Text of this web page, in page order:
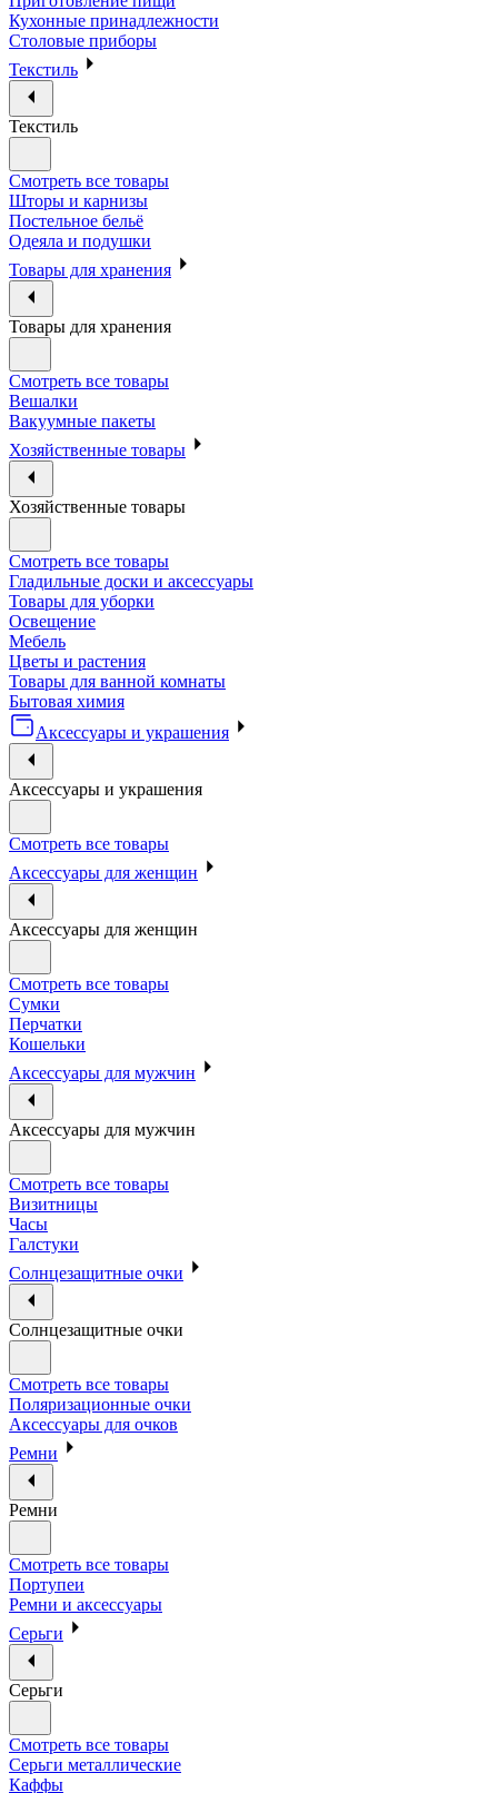
Кухонные принадлежности
Столовые приборы
Текстиль
Текстиль
Смотреть все товары
Шторы и карнизы
Постельное бельё
Одеяла и подушки
Товары для хранения
Товары для хранения
Смотреть все товары
Вешалки
Вакуумные пакеты
Хозяйственные товары
Хозяйственные товары
Смотреть все товары
Гладильные доски и аксессуары
Товары для уборки
Освещение
Мебель
Цветы и растения
Товары для ванной комнаты
Бытовая химия
Аксессуары и украшения
Аксессуары и украшения
Смотреть все товары
Аксессуары для женщин
Аксессуары для женщин
Смотреть все товары
Сумки
Перчатки
Кошельки
Аксессуары для мужчин
Аксессуары для мужчин
Смотреть все товары
Визитницы
Часы
Галстуки
Солнцезащитные очки
Солнцезащитные очки
Смотреть все товары
Поляризационные очки
Аксессуары для очков
Ремни
Ремни
Смотреть все товары
Портупеи
Ремни и аксессуары
Серьги
Серьги
Смотреть все товары
Серьги металлические
Каффы